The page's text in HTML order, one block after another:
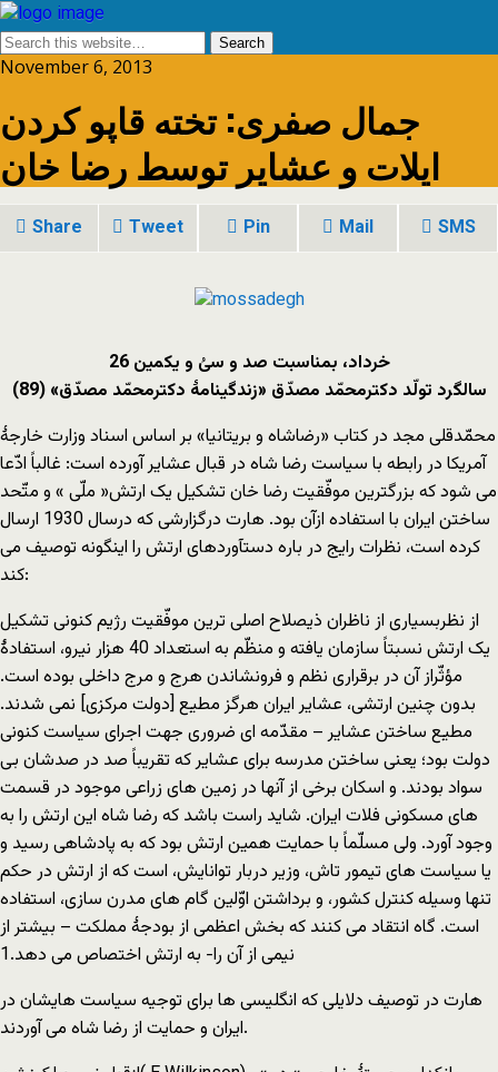
November 6, 2013
جمال صفری: تخته قاپو کردن
ایلات و عشایر توسط رضا خان
Share Tweet Pin Mail SMS
26 خرداد، بمناسبت صد و سیُ و یکمین
سالگرد تولّد دکترمحمّد مصدّق «زندگینامۀ دکترمحمّد مصدّق» (89)
محمّدقلی مجد در کتاب «رضاشاه و بریتانیا» بر اساس اسناد وزارت خارجۀ
آمریکا در رابطه با سیاست رضا شاه در قبال عشایر آورده است: غالباً ادّعا
می شود که بزرگترین موفّقیت رضا خان تشکیل یک ارتش« ملّی » و متّحد
ساختن ایران با استفاده ازآن بود. هارت درگزارشی که درسال 1930 ارسال
کرده است، نظرات رایج در باره دستآوردهای ارتش را اینگونه توصیف می
کند:
از نظربسیاری از ناظران ذیصلاح اصلی ترین موفّقیت رژیم کنونی تشکیل
یک ارتش نسبتاً سازمان یافته و منظّم به استعداد 40 هزار نیرو، استفادۀ
مؤثّراز آن در برقراری نظم و فرونشاندن هرج و مرج داخلی بوده است.
بدون چنین ارتشی، عشایر ایران هرگز مطیع [دولت مرکزی] نمی شدند.
مطیع ساختن عشایر – مقدّمه ای ضروری جهت اجرای سیاست کنونی
دولت بود؛ یعنی ساختن مدرسه برای عشایر که تقریباً صد در صدشان بی
سواد بودند. و اسکان برخی از آنها در زمین های زراعی موجود در قسمت
های مسکونی فلات ایران. شاید راست باشد که رضا شاه این ارتش را به
وجود آورد. ولی مسلّماً با حمایت همین ارتش بود که به پادشاهی رسید و
یا سیاست های تیمور تاش، وزیر دربار توانایش، است که از ارتش در حکم
تنها وسیله کنترل کشور، و برداشتن اوّلین گام های مدرن سازی، استفاده
است. گاه انتقاد می کنند که بخش اعظمی از بودجۀ مملکت – بیشتر از
نیمی از آن را- به ارتش اختصاص می دهد.1
هارت در توصیف دلایلی که انگلیسی ها برای توجیه سیاست هایشان در
ایران و حمایت از رضا شاه می آوردند.